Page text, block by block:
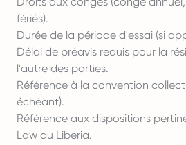
fériés).
Durée de la période d'essai (si
Délai de préavis requis pour la
l'autre des parties.
Référence à la convention
échéant).
Référence aux dispositions
Law du Liberia.